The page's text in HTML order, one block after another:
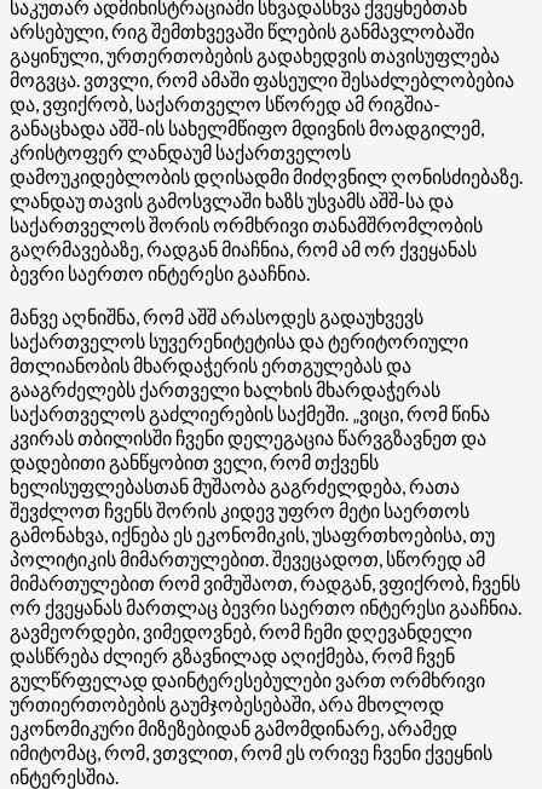
საკუთარ ადმინისტრაციაში სხვადასხვა ქვეყნებთან
არსებული, რიგ შემთხვევაში წლების განმავლობაში
გაყინული, ურთერთობების გადახედვის თავისუფლება
მოგვცა. ვთვლი, რომ ამაში ფასეული შესაძლებლობებია
და, ვფიქრობ, საქართველო სწორედ ამ რიგშია-
განაცხადა აშშ-ის სახელმწიფო მდივნის მოადგილემ,
კრისტოფერ ლანდაუმ საქართველოს
დამოუკიდებლობის დღისადმი მიძღვნილ ღონისძიებაზე.
ლანდაუ თავის გამოსვლაში ხაზს უსვამს აშშ-სა და
საქართველოს შორის ორმხრივი თანამშრომლობის
გაღრმავებაზე, რადგან მიაჩნია, რომ ამ ორ ქვეყანას
ბევრი საერთო ინტერესი გააჩნია.
მანვე აღნიშნა, რომ აშშ არასოდეს გადაუხვევს
საქართველოს სუვერენიტეტისა და ტერიტორიული
მთლიანობის მხარდაჭერის ერთგულებას და
გააგრძელებს ქართველი ხალხის მხარდაჭერას
საქართველოს გაძლიერების საქმეში. „ვიცი, რომ წინა
კვირას თბილისში ჩვენი დელეგაცია წარვგზავნეთ და
დადებითი განწყობით ველი, რომ თქვენს
ხელისუფლებასთან მუშაობა გაგრძელდება, რათა
შევძლოთ ჩვენს შორის კიდევ უფრო მეტი საერთოს
გამონახვა, იქნება ეს ეკონომიკის, უსაფრთხოებისა, თუ
პოლიტიკის მიმართულებით. შევეცადოთ, სწორედ ამ
მიმართულებით რომ ვიმუშაოთ, რადგან, ვფიქრობ, ჩვენს
ორ ქვეყანას მართლაც ბევრი საერთო ინტერესი გააჩნია.
გავმეორდები, ვიმედოვნებ, რომ ჩემი დღევანდელი
დასწრება ძლიერ გზავნილად აღიქმება, რომ ჩვენ
გულწრფელად დაინტერესებულები ვართ ორმხრივი
ურთიერთობების გაუმჯობესებაში, არა მხოლოდ
ეკონომიკური მიზეზებიდან გამომდინარე, არამედ
იმიტომაც, რომ, ვთვლით, რომ ეს ორივე ჩვენი ქვეყნის
ინტერესშია.